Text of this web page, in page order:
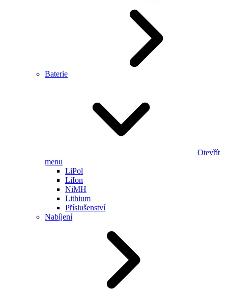
Baterie
Otevřít
menu
LiPol
LiIon
NiMH
Lithium
Příslušenství
Nabíjení